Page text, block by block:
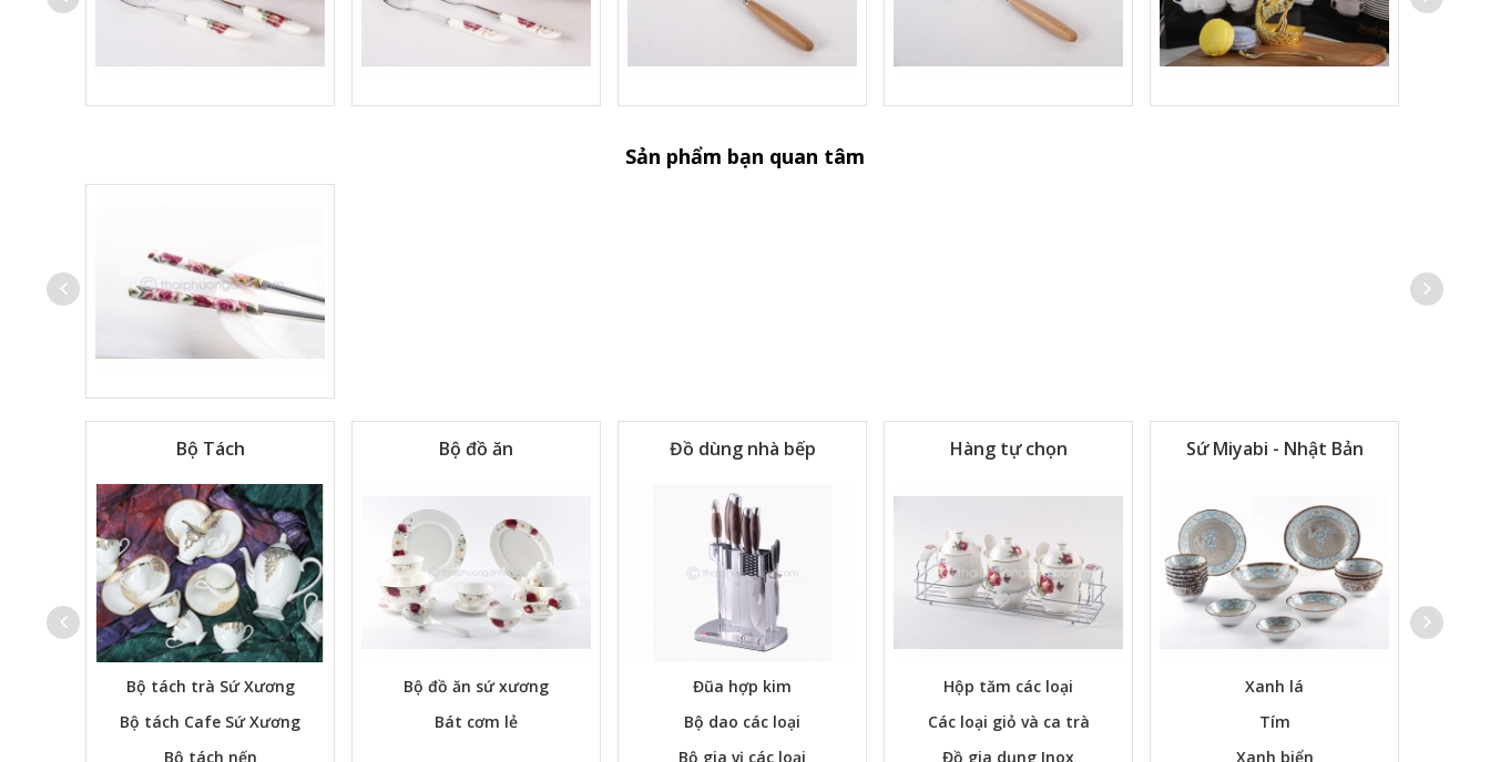
Sản phẩm bạn quan tâm
Bộ Tách
Bộ tách trà Sứ Xương
Bộ tách Cafe Sứ Xương
Bộ tách nến
Bộ đồ ăn
Bộ đồ ăn sứ xương
Bát cơm lẻ
Đồ dùng nhà bếp
Đũa hợp kim
Bộ dao các loại
Bộ gia vị các loại
Hàng tự chọn
Hộp tăm các loại
Các loại giỏ và ca trà
Đồ gia dụng Inox
Sứ Miyabi - Nhật Bản
Xanh lá
Tím
Xanh biển